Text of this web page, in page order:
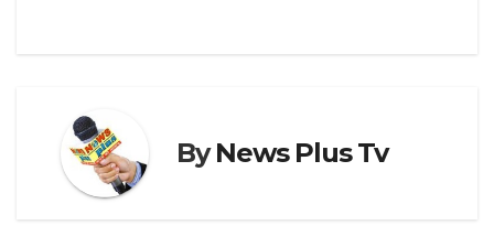
ByNews Plus Tv